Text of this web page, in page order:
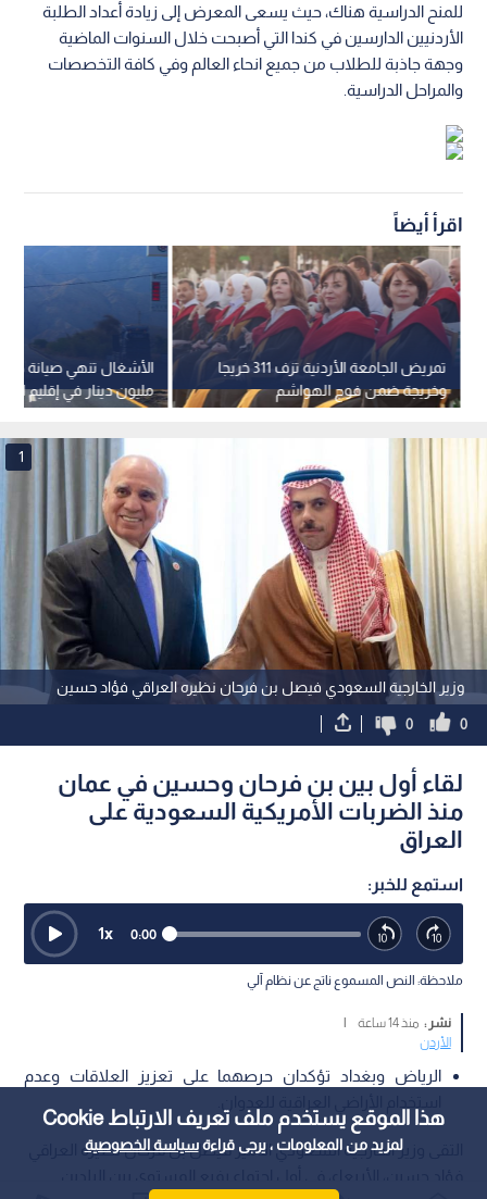
هذا الموقع يستخدم ملف تعريف الارتباط Cookie
لمزيد من المعلومات ، يرجى قراءةسياسة الخصوصية
للمنح الدراسية هناك، حيث يسعى المعرض إلى زيادة أعداد الطلبة
الأردنيين الدارسين في كندا التي أصبحت خلال السنوات الماضية
وجهة جاذبة للطلاب من جميع انحاء العالم وفي كافة التخصصات
والمراحل الدراسية.
اقرأ أيضاً
مليون دينار في إقليم
تمريض الجامعة الأردنية تزف 311 خريجا
وخريجة ضمن فوج الهواشم
وزير الخارجية السعودي فيصل بن فرحان نظيره العراقي فؤاد حسين
1
0
0
لقاء أول بين بن فرحان وحسين في عمان
منذ الضربات الأمريكية السعودية على
العراق
استمع للخبر:
0:00
1x
ملاحظة: النص المسموع ناتج عن نظام آلي
نشر : منذ 14 ساعة
الأردن
الرياض وبغداد تؤكدان حرصهما على تعزيز العلاقات وعدم
التقى وزير الخارجية السعودي الأمير فيصل بن فرحان نظيره العراقي